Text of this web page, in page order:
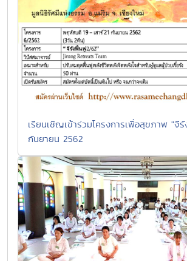
เรียนเชิญเข้าร่วมโครงการเพื่อสุขภาพ "จี
กันยายน 2562